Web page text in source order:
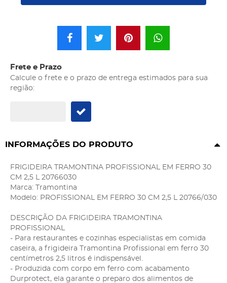
Frete e Prazo
Calcule o frete e o prazo de entrega estimados para sua
região:
INFORMAÇÕES DO PRODUTO
FRIGIDEIRA TRAMONTINA PROFISSIONAL EM FERRO 30
CM 2,5 L 20766030
Marca: Tramontina
Modelo: PROFISSIONAL EM FERRO 30 CM 2,5 L 20766/030
DESCRIÇÃO DA FRIGIDEIRA TRAMONTINA
PROFISSIONAL
- Para restaurantes e cozinhas especialistas em comida
caseira, a frigideira Tramontina Profissional em ferro 30
centímetros 2,5 litros é indispensável.
- Produzida com corpo em ferro com acabamento
Durprotect, ela garante o preparo dos alimentos de